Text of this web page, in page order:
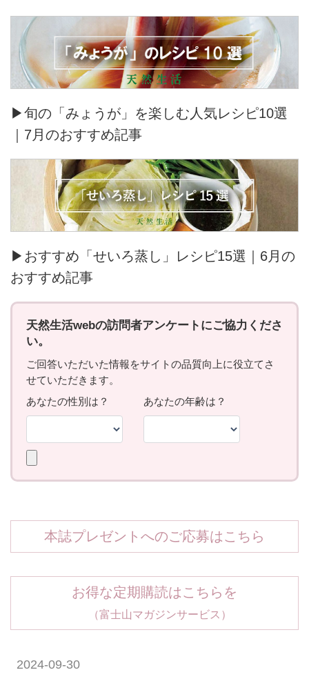
▶旬の「みょうが」を楽しむ人気レシピ10選
｜7月のおすすめ記事
▶おすすめ「せいろ蒸し」レシピ15選｜6月の
おすすめ記事
本誌プレゼントへのご応募はこちら
お得な定期購読はこちらを
（富士山マガジンサービス）
2024-09-30